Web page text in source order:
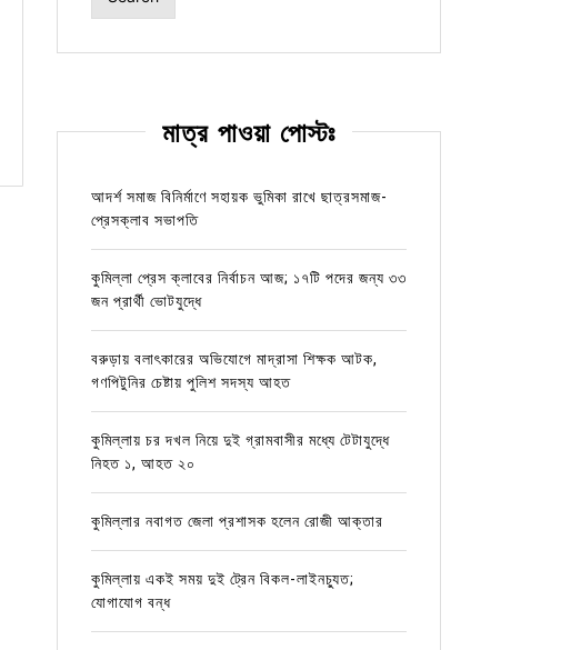
মাত্র পাওয়া পোস্টঃ
আদর্শ সমাজ বিনির্মাণে সহায়ক ভুমিকা রাখে ছাত্রসমাজ-
প্রেসক্লাব সভাপতি
কুমিল্লা প্রেস ক্লাবের নির্বাচন আজ; ১৭টি পদের জন্য ৩৩
জন প্রার্থী ভোটযুদ্ধে
বরুড়ায় বলাৎকারের অভিযোগে মাদ্রাসা শিক্ষক আটক,
গণপিটুনির চেষ্টায় পুলিশ সদস্য আহত
কুমিল্লায় চর দখল নিয়ে দুই গ্রামবাসীর মধ্যে টেটাযুদ্ধে
নিহত ১, আহত ২০
কুমিল্লার নবাগত জেলা প্রশাসক হলেন রোজী আক্তার
কুমিল্লায় একই সময় দুই ট্রেন বিকল-লাইনচ্যুত;
যোগাযোগ বন্ধ